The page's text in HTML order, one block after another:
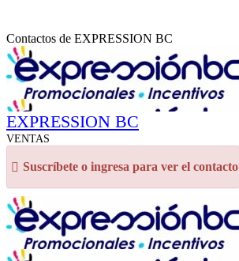
Contactos de EXPRESSION BC
EXPRESSION BC
VENTAS
Suscríbete o ingresa para ver el contacto